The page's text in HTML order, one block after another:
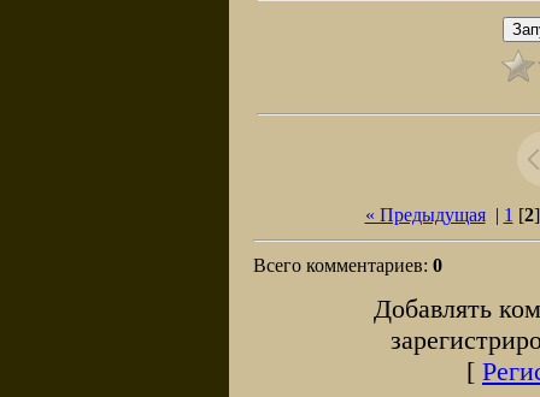
« Предыдущая| 1 [2
Всего комментариев: 0
Добавлять
[